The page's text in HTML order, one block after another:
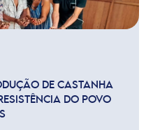
DE CASTANHA
DO POVO